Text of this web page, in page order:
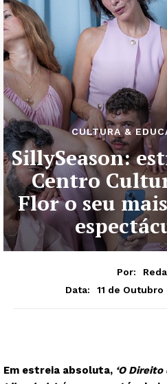
CULTURA &
SillySeason:
Centro
Flor o seu
Por:
Data:
11 de
Em estreia absoluta, ‘O